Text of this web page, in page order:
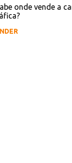
onde vende a